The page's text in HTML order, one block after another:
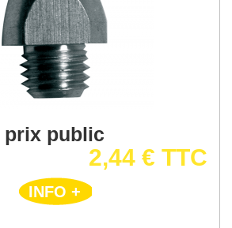
prix public
2,44 € TTC
INFO +